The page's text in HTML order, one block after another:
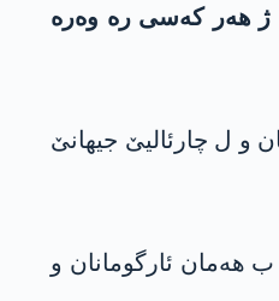
ژ ھەر کەسی رە وەرە
و ل چارئالیێ جیھانێ
ھەمان ئارگومانان و